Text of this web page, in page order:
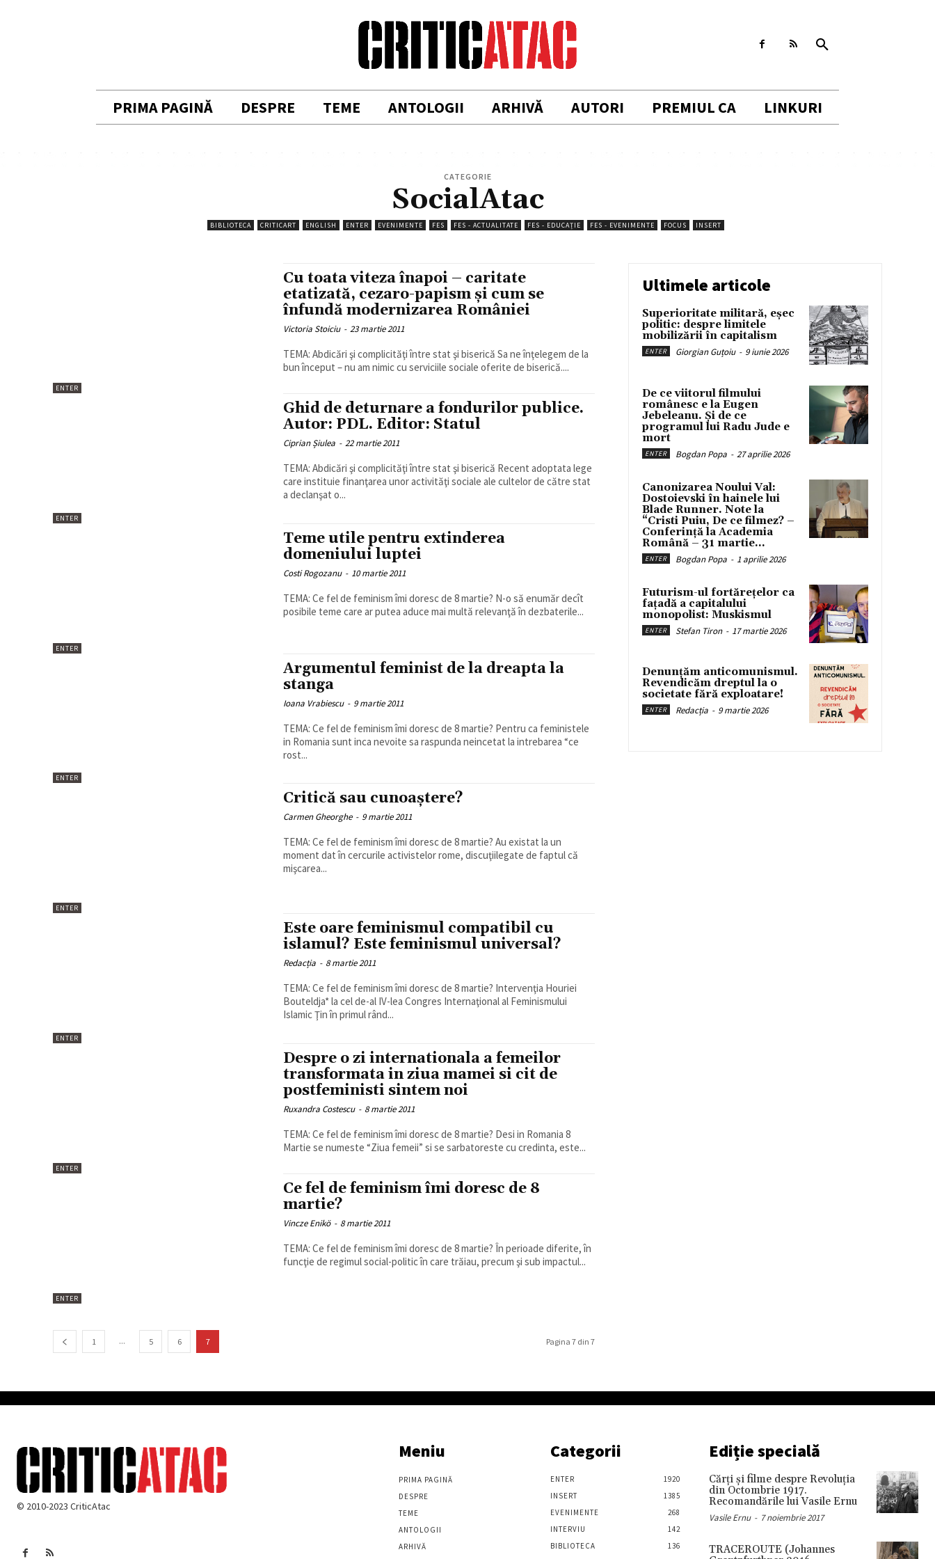
PRIMA PAGINĂ DESPRE TEME ANTOLOGII ARHIVĂ AUTORI PREMIUL CA LINKURI
CATEGORIE
SocialAtac
BIBLIOTECA CRITICART ENGLISH ENTER EVENIMENTE FES FES - ACTUALITATE FES - EDUCAȚIE FES - EVENIMENTE FOCUS INSERT
ENTER
Cu toata viteza înapoi – caritate
etatizată, cezaro-papism şi cum se
înfundă modernizarea României
Victoria Stoiciu - 23 martie 2011
TEMA: Abdicări şi complicităţi între stat şi biserică Sa ne înţelegem de la
bun început – nu am nimic cu serviciile sociale oferite de biserică....
ENTER
Ghid de deturnare a fondurilor publice.
Autor: PDL. Editor: Statul
Ciprian Șiulea - 22 martie 2011
TEMA: Abdicări şi complicităţi între stat şi biserică Recent adoptata lege
care instituie finanţarea unor activităţi sociale ale cultelor de către stat
a declanşat o...
ENTER
Teme utile pentru extinderea
domeniului luptei
Costi Rogozanu - 10 martie 2011
TEMA: Ce fel de feminism îmi doresc de 8 martie? N-o să enumăr decît
posibile teme care ar putea aduce mai multă relevanţă în dezbaterile...
ENTER
Argumentul feminist de la dreapta la
stanga
Ioana Vrabiescu - 9 martie 2011
TEMA: Ce fel de feminism îmi doresc de 8 martie? Pentru ca feministele
in Romania sunt inca nevoite sa raspunda neincetat la intrebarea “ce
rost...
ENTER
Critică sau cunoaştere?
Carmen Gheorghe - 9 martie 2011
TEMA: Ce fel de feminism îmi doresc de 8 martie? Au existat la un
moment dat în cercurile activistelor rome, discuţiilegate de faptul că
mişcarea...
ENTER
Este oare feminismul compatibil cu
islamul? Este feminismul universal?
Redacția - 8 martie 2011
TEMA: Ce fel de feminism îmi doresc de 8 martie? Intervenţia Houriei
Bouteldja* la cel de-al IV-lea Congres Internaţional al Feminismului
Islamic Ţin în primul rând...
ENTER
Despre o zi internationala a femeilor
transformata in ziua mamei si cit de
postfeministi sintem noi
Ruxandra Costescu - 8 martie 2011
TEMA: Ce fel de feminism îmi doresc de 8 martie? Desi in Romania 8
Martie se numeste “Ziua femeii” si se sarbatoreste cu credinta, este...
ENTER
Ce fel de feminism îmi doresc de 8
martie?
Vincze Enikö - 8 martie 2011
TEMA: Ce fel de feminism îmi doresc de 8 martie? În perioade diferite, în
funcţie de regimul social-politic în care trăiau, precum şi sub impactul...
1 ... 5 6 7 Pagina 7 din 7
Ultimele articole
Superioritate militară, eșec
politic: despre limitele
mobilizării în capitalism
ENTER Giorgian Guțoiu - 9 iunie 2026
De ce viitorul filmului
românesc e la Eugen
Jebeleanu. Și de ce
programul lui Radu Jude e
mort
ENTER Bogdan Popa - 27 aprilie 2026
Canonizarea Noului Val:
Dostoievski în hainele lui
Blade Runner. Note la
“Cristi Puiu, De ce filmez? –
Conferință la Academia
Română – 31 martie...
ENTER Bogdan Popa - 1 aprilie 2026
Futurism-ul fortărețelor ca
fațadă a capitalului
monopolist: Muskismul
ENTER Stefan Tiron - 17 martie 2026
Denunțăm anticomunismul.
Revendicăm dreptul la o
societate fără exploatare!
ENTER Redacția - 9 martie 2026
© 2010-2023 CriticAtac
Meniu
PRIMA PAGINĂ
DESPRE
TEME
ANTOLOGII
ARHIVĂ
Categorii
ENTER
1920
INSERT
1385
EVENIMENTE
268
INTERVIU
142
BIBLIOTECA
136
Ediție specială
Cărţi şi filme despre Revoluţia
din Octombrie 1917.
Recomandările lui Vasile Ernu
Vasile Ernu - 7 noiembrie 2017
TRACEROUTE (Johannes